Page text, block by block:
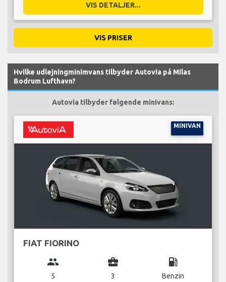
VIS DETALJER...
VIS PRISER
Hvilke udlejningminimvans tilbyder Autovia på Milas
Bodrum Lufthavn?
Autovia tilbyder følgende minivans:
MINIVAN
FIAT FIORINO
group
5
business_center
3
local_gas_station
Benzin